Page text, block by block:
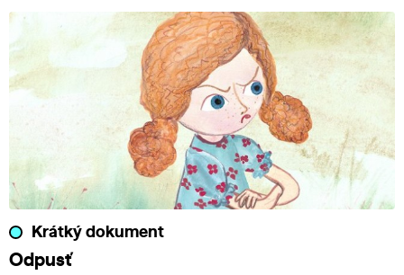
Krátký dokument
Odpusť